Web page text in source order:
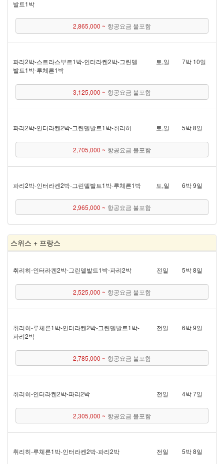
발트 1박
2,865,000 ~ 항공요금 불포함
파리 2박 - 스트라스부르 1박 - 인터라켄 2박 - 그린델
발트 1박 - 루체른 1박
토,일 7박 10일
3,125,000 ~ 항공요금 불포함
파리 2박 - 인터라켄 2박 - 그린델발트 1박 - 취리히 토,일 5박 8일
2,705,000 ~ 항공요금 불포함
파리 2박 - 인터라켄 2박 - 그린델발트 1박 - 루체른 1박 토,일 6박 9일
2,965,000 ~ 항공요금 불포함
스위스 + 프랑스
취리히 - 인터라켄 2박 - 그린델발트 1박 - 파리 2박 전일 5박 8일
2,525,000 ~ 항공요금 불포함
취리히 - 루체른 1박 - 인터라켄 2박 - 그린델발트 1박 -
파리 2박
전일 6박 9일
2,785,000 ~ 항공요금 불포함
취리히 - 인터라켄 2박 - 파리 2박 전일 4박 7일
2,305,000 ~ 항공요금 불포함
취리히 - 루체른 1박 - 인터라켄 2박 - 파리 2박 전일 5박 8일